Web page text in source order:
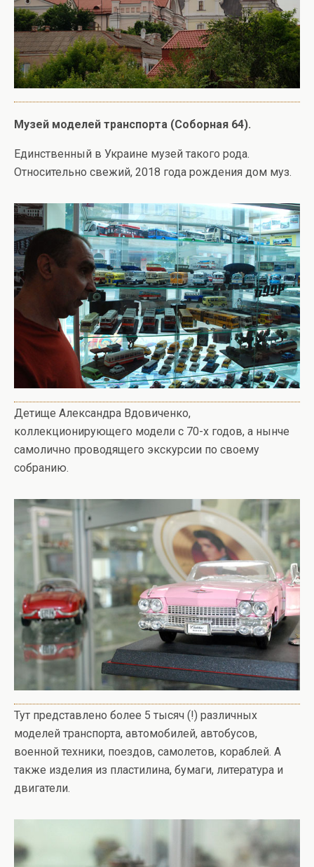
Музей моделей транспорта (Соборная 64).
Единственный в Украине музей такого рода.
Относительно свежий, 2018 года рождения дом муз.
Детище Александра Вдовиченко,
коллекционирующего модели с 70-х годов, а нынче
самолично проводящего экскурсии по своему
собранию.
Тут представлено более 5 тысяч (!) различных
моделей транспорта, автомобилей, автобусов,
военной техники, поездов, самолетов, кораблей. А
также изделия из пластилина, бумаги, литература и
двигатели.